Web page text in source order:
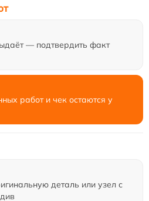
— подтвердить факт
работ и чек остаются у
деталь или узел с